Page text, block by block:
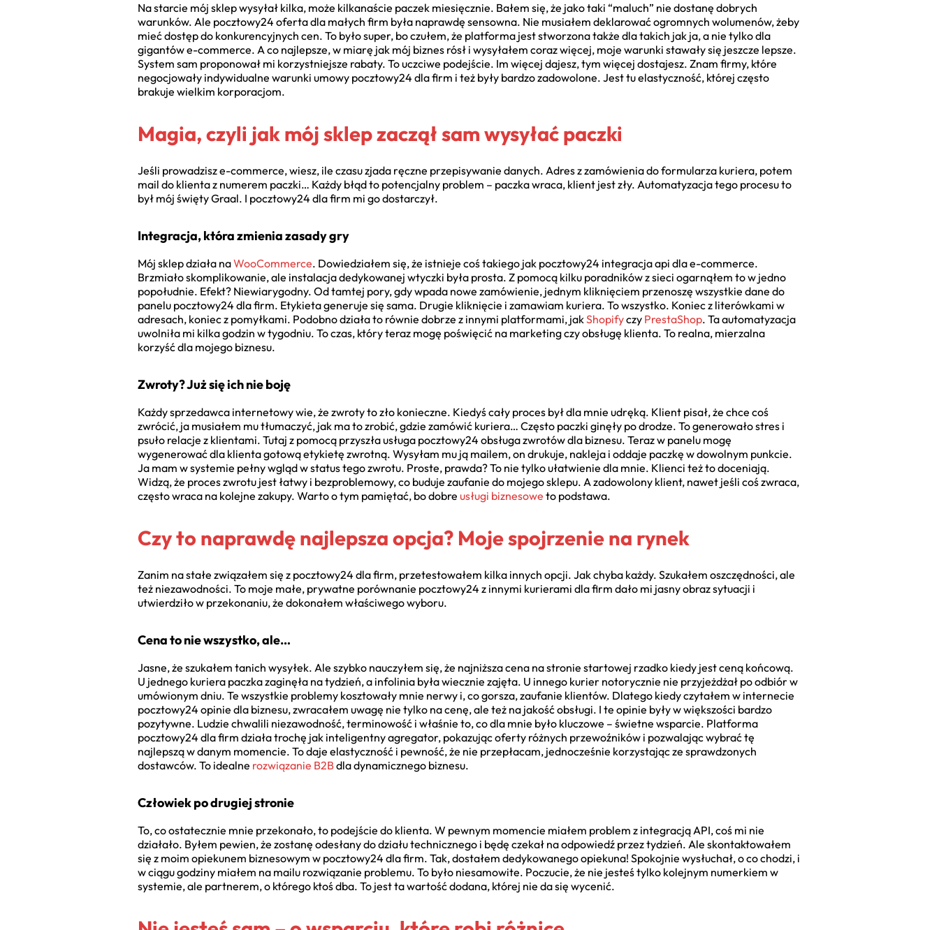
Na starcie mój sklep wysyłał kilka, może kilkanaście paczek miesięcznie. Bałem się, że jako taki “maluch” nie dostanę dobrych
warunków. Ale pocztowy24 oferta dla małych firm była naprawdę sensowna. Nie musiałem deklarować ogromnych wolumenów, żeby
mieć dostęp do konkurencyjnych cen. To było super, bo czułem, że platforma jest stworzona także dla takich jak ja, a nie tylko dla
gigantów e-commerce. A co najlepsze, w miarę jak mój biznes rósł i wysyłałem coraz więcej, moje warunki stawały się jeszcze lepsze.
System sam proponował mi korzystniejsze rabaty. To uczciwe podejście. Im więcej dajesz, tym więcej dostajesz. Znam firmy, które
negocjowały indywidualne warunki umowy pocztowy24 dla firm i też były bardzo zadowolone. Jest tu elastyczność, której często
brakuje wielkim korporacjom.
Magia, czyli jak mój sklep zaczął sam wysyłać paczki
Jeśli prowadzisz e-commerce, wiesz, ile czasu zjada ręczne przepisywanie danych. Adres z zamówienia do formularza kuriera, potem
mail do klienta z numerem paczki… Każdy błąd to potencjalny problem – paczka wraca, klient jest zły. Automatyzacja tego procesu to
był mój święty Graal. I pocztowy24 dla firm mi go dostarczył.
Integracja, która zmienia zasady gry
Mój sklep działa naWooCommerce. Dowiedziałem się, że istnieje coś takiego jak pocztowy24 integracja api dla e-commerce.
Brzmiało skomplikowanie, ale instalacja dedykowanej wtyczki była prosta. Z pomocą kilku poradników z sieci ogarnąłem to w jedno
popołudnie. Efekt? Niewiarygodny. Od tamtej pory, gdy wpada nowe zamówienie, jednym kliknięciem przenoszę wszystkie dane do
panelu pocztowy24 dla firm. Etykieta generuje się sama. Drugie kliknięcie i zamawiam kuriera. To wszystko. Koniec z literówkami w
adresach, koniec z pomyłkami. Podobno działa to równie dobrze z innymi platformami, jakShopifyczy PrestaShop. Ta automatyzacja
uwolniła mi kilka godzin w tygodniu. To czas, który teraz mogę poświęcić na marketing czy obsługę klienta. To realna, mierzalna
korzyść dla mojego biznesu.
Zwroty? Już się ich nie boję
Każdy sprzedawca internetowy wie, że zwroty to zło konieczne. Kiedyś cały proces był dla mnie udręką. Klient pisał, że chce coś
zwrócić, ja musiałem mu tłumaczyć, jak ma to zrobić, gdzie zamówić kuriera… Często paczki ginęły po drodze. To generowało stres i
psuło relacje z klientami. Tutaj z pomocą przyszła usługa pocztowy24 obsługa zwrotów dla biznesu. Teraz w panelu mogę
wygenerować dla klienta gotową etykietę zwrotną. Wysyłam mu ją mailem, on drukuje, nakleja i oddaje paczkę w dowolnym punkcie.
Ja mam w systemie pełny wgląd w status tego zwrotu. Proste, prawda? To nie tylko ułatwienie dla mnie. Klienci też to doceniają.
Widzą, że proces zwrotu jest łatwy i bezproblemowy, co buduje zaufanie do mojego sklepu. A zadowolony klient, nawet jeśli coś zwraca,
często wraca na kolejne zakupy. Warto o tym pamiętać, bo dobre usługi biznesowe to podstawa.
Czy to naprawdę najlepsza opcja? Moje spojrzenie na rynek
Zanim na stałe związałem się z pocztowy24 dla firm, przetestowałem kilka innych opcji. Jak chyba każdy. Szukałem oszczędności, ale
też niezawodności. To moje małe, prywatne porównanie pocztowy24 z innymi kurierami dla firm dało mi jasny obraz sytuacji i
utwierdziło w przekonaniu, że dokonałem właściwego wyboru.
Cena to nie wszystko, ale…
Jasne, że szukałem tanich wysyłek. Ale szybko nauczyłem się, że najniższa cena na stronie startowej rzadko kiedy jest ceną końcową.
U jednego kuriera paczka zaginęła na tydzień, a infolinia była wiecznie zajęta. U innego kurier notorycznie nie przyjeżdżał po odbiór w
umówionym dniu. Te wszystkie problemy kosztowały mnie nerwy i, co gorsza, zaufanie klientów. Dlatego kiedy czytałem w internecie
pocztowy24 opinie dla biznesu, zwracałem uwagę nie tylko na cenę, ale też na jakość obsługi. I te opinie były w większości bardzo
pozytywne. Ludzie chwalili niezawodność, terminowość i właśnie to, co dla mnie było kluczowe – świetne wsparcie. Platforma
pocztowy24 dla firm działa trochę jak inteligentny agregator, pokazując oferty różnych przewoźników i pozwalając wybrać tę
najlepszą w danym momencie. To daje elastyczność i pewność, że nie przepłacam, jednocześnie korzystając ze sprawdzonych
dostawców. To idealne rozwiązanie B2Bdla dynamicznego biznesu.
Człowiek po drugiej stronie
To, co ostatecznie mnie przekonało, to podejście do klienta. W pewnym momencie miałem problem z integracją API, coś mi nie
działało. Byłem pewien, że zostanę odesłany do działu technicznego i będę czekał na odpowiedź przez tydzień. Ale skontaktowałem
się z moim opiekunem biznesowym w pocztowy24 dla firm. Tak, dostałem dedykowanego opiekuna! Spokojnie wysłuchał, o co chodzi, i
w ciągu godziny miałem na mailu rozwiązanie problemu. To było niesamowite. Poczucie, że nie jesteś tylko kolejnym numerkiem w
systemie, ale partnerem, o którego ktoś dba. To jest ta wartość dodana, której nie da się wycenić.